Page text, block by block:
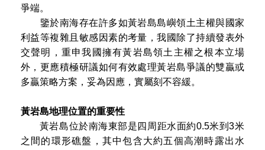
爭端。
鑒於南海存在許多如黃岩島島嶼領土主權與國家
利益等複雜且敏感因素的考量，我國除了持續發表外
交聲明，重申我國擁有黃岩島領土主權之根本立場
外，更應積極研議如何有效處理黃岩島爭議的雙贏或
多贏策略方案，妥為因應，實屬刻不容緩。
黃岩島地理位置的重要性
黃岩島位於南海東部是四周距水面約0.5米到3米
之間的環形礁盤，其中包含大約五個高潮時露出水